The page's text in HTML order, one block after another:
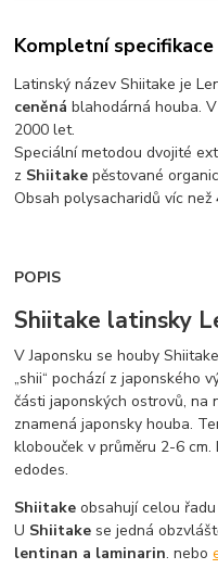
Kompletní specifikace
Latinský název Shiitake je
ceněná blahodárná houba.
2000 let.
Speciální metodou dvojité
z Shiitake pěstované
Obsah polysacharidů víc než
POPIS
Shiitake latinsky
V Japonsku se houby
„shii“ pochází z japonského
části japonských ostrovů, na
znamená japonsky houba.
klobouček v průměru 2-6
edodes.
Shiitake obsahují celou
U Shiitake se jedná
lentinan a laminarin. nebo